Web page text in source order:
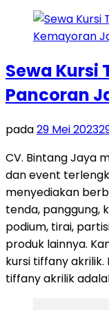
Sewa Kursi
Pancoran
pada29 Mei 2023
CV. Bintang Jaya
dan event
menyediakan
tenda, panggung,
podium, tirai,
produk lainnya.
kursi tiffany akrilik.
tiffany akrilik